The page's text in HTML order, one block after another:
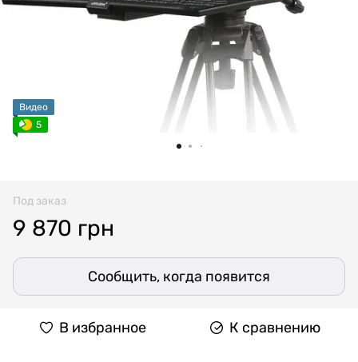
Видео
5
Под заказ
9 870 грн
Сообщить, когда появится
В избранное К сравнению